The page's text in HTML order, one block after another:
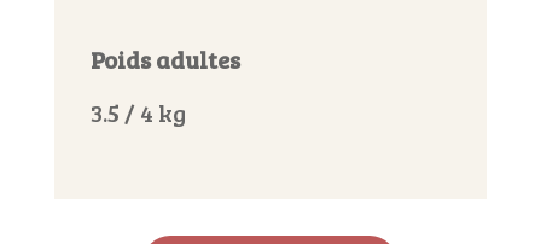
Poids adultes
3.5 / 4 kg